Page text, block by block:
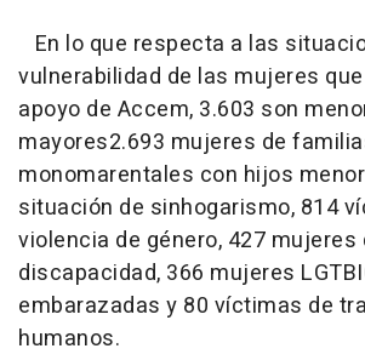
En lo que respecta a las
vulnerabilidad de las mujeres
apoyo de Accem, 3.603 son
mayores2.693 mujeres de
monomarentales con hijos
situación de sinhogarismo, 814
violencia de género, 427 mujeres
discapacidad, 366 mujeres
embarazadas y 80 víctimas de
humanos.